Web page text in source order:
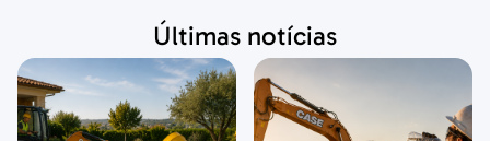
Movimentação de Cargas
Plataformas Elevatórias
Notícias
Últimas notícias